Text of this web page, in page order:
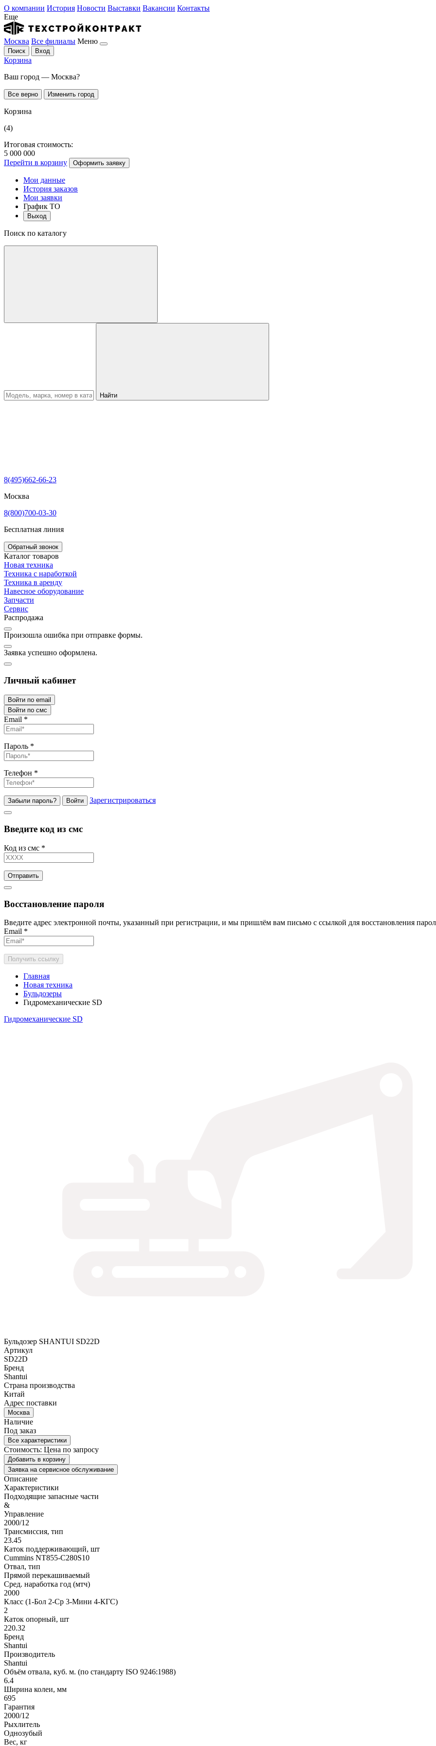
О компании История Новости Выставки Вакансии Контакты
Еще
Москва Все филиалы Меню
Поиск Вход
Корзина
Ваш город — Москва?
Все верно Изменить город
Корзина
(4)
Итоговая стоимость:
5 000 000
Перейти в корзину
Оформить заявку
Мои данные
История заказов
Мои заявки
График ТО
Выход
Поиск по каталогу
Найти
8(495)662-66-23
Москва
8(800)700-03-30
Бесплатная линия
Обратный звонок
Каталог товаров
Новая техника
Техника с наработкой
Техника в аренду
Навесное оборудование
Запчасти
Сервис
Распродажа
Произошла ошибка при отправке формы.
Заявка успешно оформлена.
Личный кабинет
Войти по email
Войти по смс
Email *
Пароль *
Телефон *
Забыли пароль? Войти Зарегистрироваться
Введите код из смс
Код из смс *
Отправить
Восстановление пароля
Введите адрес электронной почты, указанный при регистрации, и мы пришлём вам письмо с ссылкой для восстановления
Email *
Получить ссылку
Главная
Новая техника
Бульдозеры
Гидромеханические SD
Гидромеханические SD
Бульдозер SHANTUI SD22D
Артикул
SD22D
Бренд
Shantui
Страна производства
Китай
Адрес поставки
Москва
Наличие
Под заказ
Все характеристики
Стоимость: Цена по запросу
Добавить в корзину
Заявка на сервисное обслуживание
Описание
Характеристики
Подходящие запасные части
&
Управление
2000/12
Трансмиссия, тип
23.45
Каток поддерживающий, шт
Cummins NT855-C280S10
Отвал, тип
Прямой перекашиваемый
Сред. наработка год (мтч)
2000
Класс (1-Бол 2-Ср 3-Мини 4-КГС)
2
Каток опорный, шт
220.32
Бренд
Shantui
Производитель
Shantui
Объём отвала, куб. м. (по стандарту ISO 9246:1988)
6.4
Ширина колеи, мм
695
Гарантия
2000/12
Рыхлитель
Однозубый
Вес, кг